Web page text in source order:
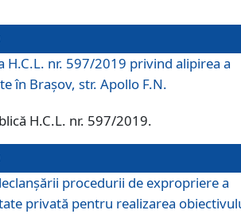
H.C.L. nr. 597/2019 privind alipirea a
în Brașov, str. Apollo F.N.
H.C.L. nr. 597/2019.
procedurii de expropriere a
privată pentru realizarea